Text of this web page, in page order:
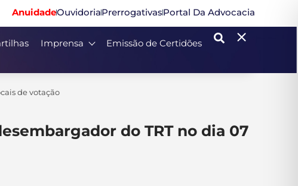
AnuidadeOuvidoriaPrerrogativasPortal Da Advocacia
Imprensa Emissão de Certidões
de votação
do TRT no dia 07